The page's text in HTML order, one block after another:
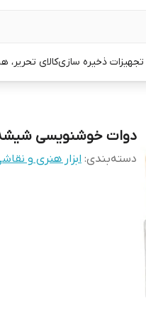
ذخیره سازیکالای
دوات خوشنویسی
دسته‌بندی: ابزار هنری و